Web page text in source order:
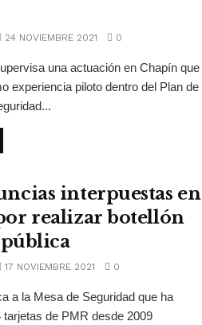
24 NOVIEMBRE 2021 0
una actuación en Chapín que
experiencia piloto dentro del Plan de
interpuestas en
realizar botellón
17 NOVIEMBRE 2021 0
a la Mesa de Seguridad que ha
tarjetas de PMR desde 2009